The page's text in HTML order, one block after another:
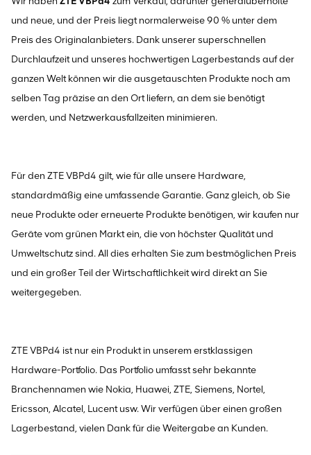
und neue, und der Preis liegt normalerweise 90 % unter dem
Preis des Originalanbieters. Dank unserer superschnellen
Durchlaufzeit und unseres hochwertigen Lagerbestands auf der
ganzen Welt können wir die ausgetauschten Produkte noch am
selben Tag präzise an den Ort liefern, an dem sie benötigt
werden, und Netzwerkausfallzeiten minimieren.
Für den ZTE VBPd4 gilt, wie für alle unsere Hardware,
standardmäßig eine umfassende Garantie. Ganz gleich, ob Sie
neue Produkte oder erneuerte Produkte benötigen, wir kaufen nur
Geräte vom grünen Markt ein, die von höchster Qualität und
Umweltschutz sind. All dies erhalten Sie zum bestmöglichen Preis
und ein großer Teil der Wirtschaftlichkeit wird direkt an Sie
weitergegeben.
ZTE VBPd4 ist nur ein Produkt in unserem erstklassigen
Hardware-Portfolio. Das Portfolio umfasst sehr bekannte
Branchennamen wie Nokia, Huawei, ZTE, Siemens, Nortel,
Ericsson, Alcatel, Lucent usw. Wir verfügen über einen großen
Lagerbestand, vielen Dank für die Weitergabe an Kunden.